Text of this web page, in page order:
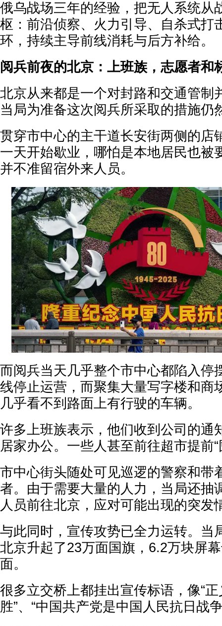
俄乌战场三年的经验，把无人系统从
枢：前沿侦察、火力引导、自杀式打
环，持续主导前线消耗与后方补给。
阅兵前夜的北京：上班族，志愿者和
北京从来都是一个对封路和交通管制
当局为准备这次阅兵所采取的措施仍
贯穿市中心的主干道长安街两侧的店
一天开始歇业，哪怕是本地居民也被
并不准留宿外来人员。
而阅兵当天几乎整个市中心都陷入停
线停止运营，而聚集大量写字楼和商
几乎看不到路面上有行驶的车辆。
许多上班族表示，他们收到公司的通
居家办公。一些人甚至前往超市提前“
市中心街头随处可见巡逻的警察和带
者。由于需要大量的人力，当局还抽
人员前往北京，应对可能出现的突发
与此同时，宣传攻势已全力运转。当
北京升起了23万面国旗，6.2万块屏
面。
很多立交桥上都挂出宣传标语，像“
胜”、“中国共产党是中国人民抗日战